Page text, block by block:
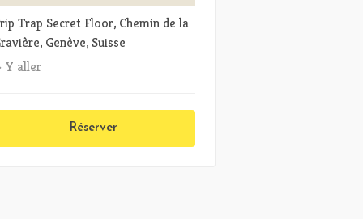
Trap Secret Floor, Chemin de la
Genève, Suisse
Y aller
Réserver